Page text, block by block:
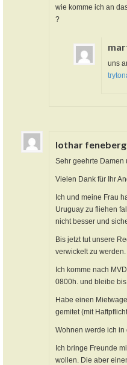
wie komme ich an
?
uns
lothar feneberg
Sehr geehrte Damen
Vielen Dank für Ihr
Ich und meine Frau
Uruguay zu fliehen
nicht besser und
Bis jetzt tut unsere
verwickelt zu werden.
Ich komme nach
0800h. und bleibe
Habe einen
gemitet (mit
Wohnen werde ich
Ich bringe Freunde
wollen. Die aber